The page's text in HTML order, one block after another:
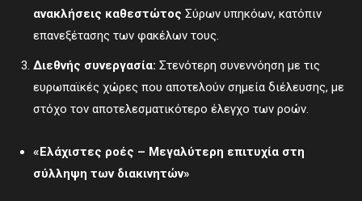
ανακλήσεις καθεστώτος Σύρων υπηκόων, κατόπιν
επανεξέτασης των φακέλων τους.
Διεθνής συνεργασία: Στενότερη συνεννόηση με τις
ευρωπαϊκές χώρες που αποτελούν σημεία διέλευσης, με
στόχο τον αποτελεσματικότερο έλεγχο των ροών.
«Ελάχιστες ροές – Μεγαλύτερη επιτυχία στη
σύλληψη των διακινητών»